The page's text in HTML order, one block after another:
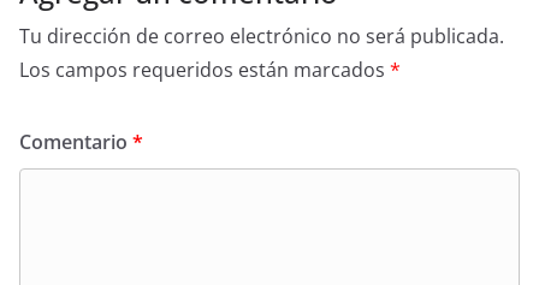
Tu dirección de correo electrónico no será publicada.
Los campos requeridos están marcados *
Comentario *